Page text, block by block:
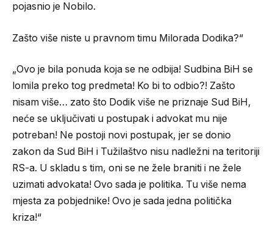
pojasnio je Nobilo.
Zašto više niste u pravnom timu Milorada Dodika?“
„Ovo je bila ponuda koja se ne odbija! Sudbina BiH se
lomila preko tog predmeta! Ko bi to odbio?! Zašto
nisam više… zato što Dodik više ne priznaje Sud BiH,
neće se uključivati u postupak i advokat mu nije
potreban! Ne postoji novi postupak, jer se donio
zakon da Sud BiH i Tužilaštvo nisu nadležni na teritoriji
RS-a. U skladu s tim, oni se ne žele braniti i ne žele
uzimati advokata! Ovo sada je politika. Tu više nema
mjesta za pobjednike! Ovo je sada jedna politička
kriza!“